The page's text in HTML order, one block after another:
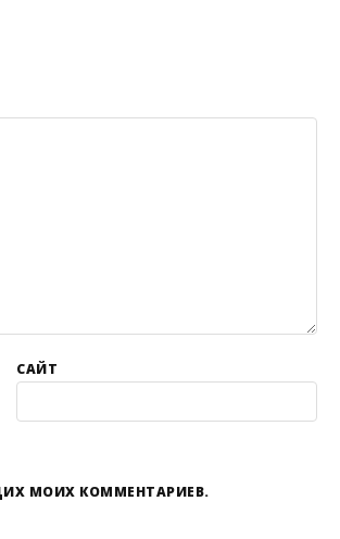
САЙТ
МОИХ КОММЕНТАРИЕВ.